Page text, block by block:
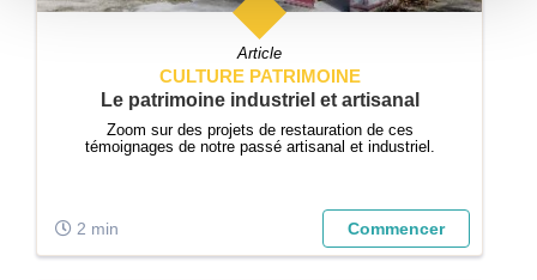
Article
CULTURE PATRIMOINE
Le patrimoine industriel et artisanal
Zoom sur des projets de restauration de ces
témoignages de notre passé artisanal et industriel.
2 min Commencer